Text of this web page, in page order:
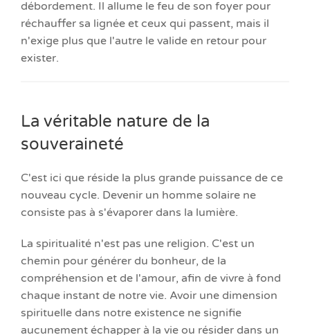
débordement. Il allume le feu de son foyer pour
réchauffer sa lignée et ceux qui passent, mais il
n'exige plus que l'autre le valide en retour pour
exister.
La véritable nature de la
souveraineté
C'est ici que réside la plus grande puissance de ce
nouveau cycle. Devenir un homme solaire ne
consiste pas à s'évaporer dans la lumière.
La spiritualité n'est pas une religion. C'est un
chemin pour générer du bonheur, de la
compréhension et de l'amour, afin de vivre à fond
chaque instant de notre vie. Avoir une dimension
spirituelle dans notre existence ne signifie
aucunement échapper à la vie ou résider dans un